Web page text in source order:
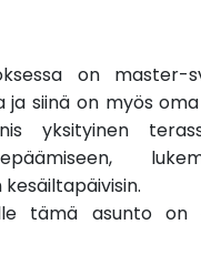
on master-
siinä on myös
yksityinen
tämä asunto on